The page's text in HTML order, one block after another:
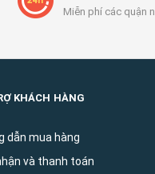
Miễn phí các quận
KHÁCH HÀNG
dẫn mua hàng
và thanh toán